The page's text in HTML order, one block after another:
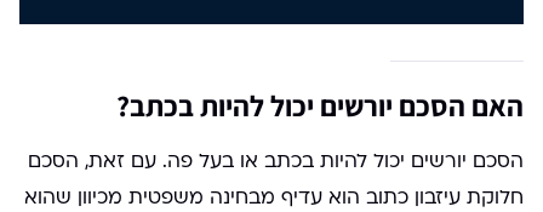
האם הסכם יורשים יכול להיות בכתב?
הסכם יורשים יכול להיות בכתב או בעל פה. עם זאת, הסכם
חלוקת עיזבון כתוב הוא עדיף מבחינה משפטית מכיוון שהוא